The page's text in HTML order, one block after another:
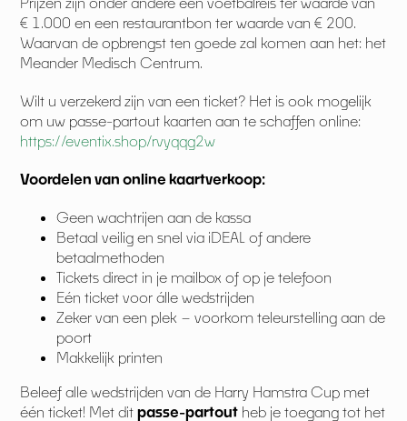
€ 1.000 en een restaurantbon ter waarde van € 200.
Waarvan de opbrengst ten goede zal komen aan het: het
Meander Medisch Centrum.
Wilt u verzekerd zijn van een ticket? Het is ook mogelijk
om uw passe-partout kaarten aan te schaffen online:
https://eventix.shop/rvyqqg2w
Voordelen van online kaartverkoop:
Geen wachtrijen aan de kassa
Betaal veilig en snel via iDEAL of andere
betaalmethoden
Tickets direct in je mailbox of op je telefoon
Eén ticket voor álle wedstrijden
Zeker van een plek – voorkom teleurstelling aan de
poort
Makkelijk printen
Beleef alle wedstrijden van de Harry Hamstra Cup met
één ticket! Met ditpasse-partout heb je toegang tot het